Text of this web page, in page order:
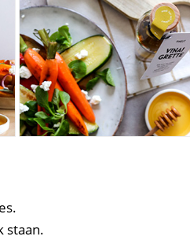
staan.